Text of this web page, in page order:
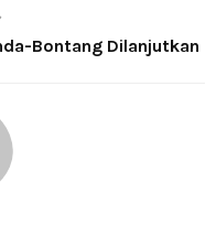
Bontang Dilanjutkan